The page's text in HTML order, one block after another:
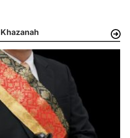
Khazanah